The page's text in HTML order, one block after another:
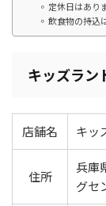
定休日はあり
飲食物の持込
キッズラン
店舗名 キッ
住所
兵庫
グセ